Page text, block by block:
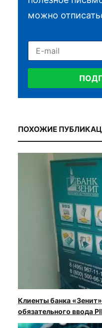
можно
ПОХОЖИЕ
Клиенты банка
обязательного ввода